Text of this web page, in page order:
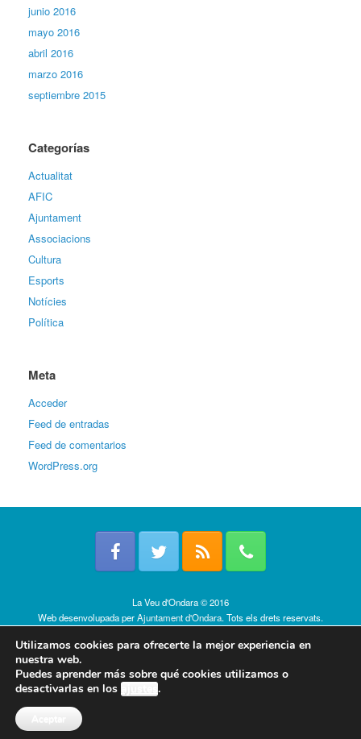
junio 2016
mayo 2016
abril 2016
marzo 2016
septiembre 2015
Categorías
Actualitat
AFIC
Ajuntament
Associacions
Cultura
Esports
Notícies
Política
Meta
Acceder
Feed de entradas
Feed de comentarios
WordPress.org
La Veu d'Ondara © 2016
Web desenvolupada perAjuntament d'Ondara. Tots els drets reservats.
Utilizamos cookies para ofrecerte la mejor experiencia en
nuestra web.
Puedes aprender más sobre qué cookies utilizamos o
desactivarlas en los ajustes.